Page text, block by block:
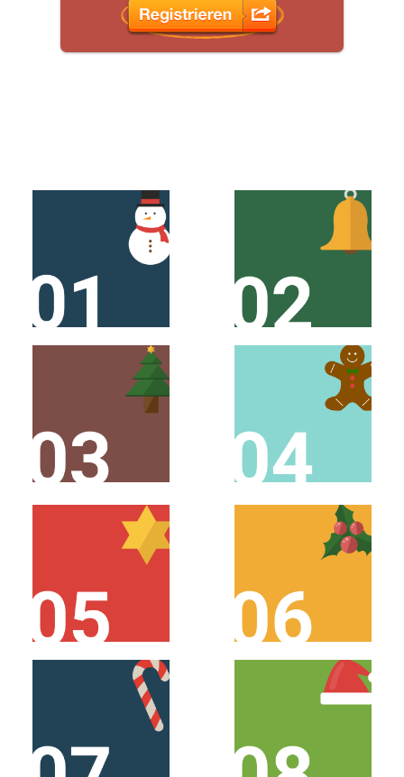
SCHAUE AM 1.
SCHAUE AM 2.
SCHAUE AM 3.
SCHAUE AM 4.
SCHAUE AM 6.